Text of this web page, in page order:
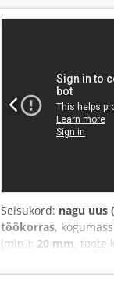
Seisukord: nagu uus
töökorras,
(min.): 20 mm, toote